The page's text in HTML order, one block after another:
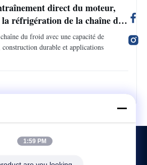
direct du moteur,
réfrigération de la chaîne du
du froid avec une capacité de
durable et applications
1:59 PM